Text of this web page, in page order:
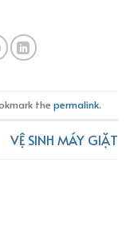
the permalink.
VỆ SINH MÁY GIẶT